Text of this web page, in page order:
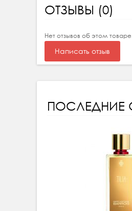
ОТЗЫВЫ (0)
Нет отзывов об этом
Написать отзыв
ПОСЛЕДНИЕ